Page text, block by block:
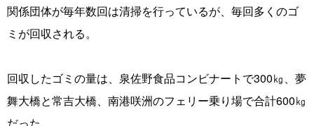
関係団体が毎年数回は清掃を行っているが、毎回多くのゴ
ミが回収される。
回収したゴミの量は、泉佐野食品コンビナートで300㎏、夢
舞大橋と常吉大橋、南港咲洲のフェリー乗り場で合計600㎏